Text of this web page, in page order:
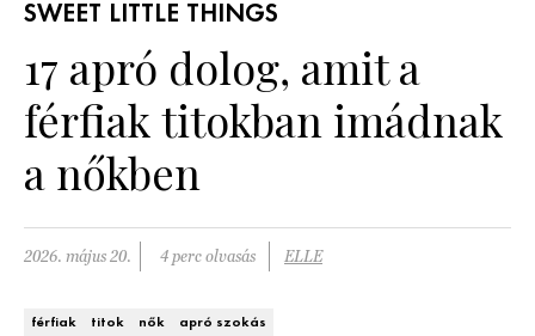
SZÉPSÉG
ÉLETMÓD
PÁRKAPCSOLAT
SWEET LITTLE THINGS
17 apró dolog, amit a
férfiak titokban imádnak
a nőkben
2026. május 20. 4 perc olvasás ELLE
férfiak titok nők apró szokás